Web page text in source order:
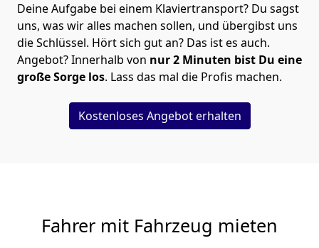
Deine Aufgabe bei einem Klaviertransport? Du sagst
uns, was wir alles machen sollen, und übergibst uns
die Schlüssel. Hört sich gut an? Das ist es auch.
Angebot? Innerhalb von nur 2 Minuten bist Du eine
große Sorge los. Lass das mal die Profis machen.
Kostenloses Angebot erhalten
Fahrer mit Fahrzeug mieten